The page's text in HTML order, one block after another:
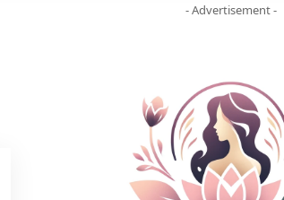
- Advertisement -